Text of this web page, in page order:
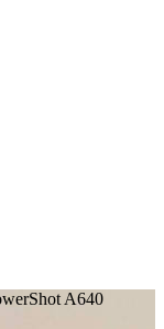
A640